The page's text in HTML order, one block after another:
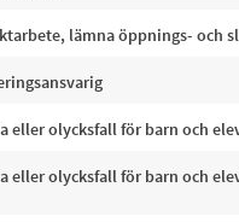
lämna öppnings- och
eller olycksfall för barn och
eller olycksfall för barn och